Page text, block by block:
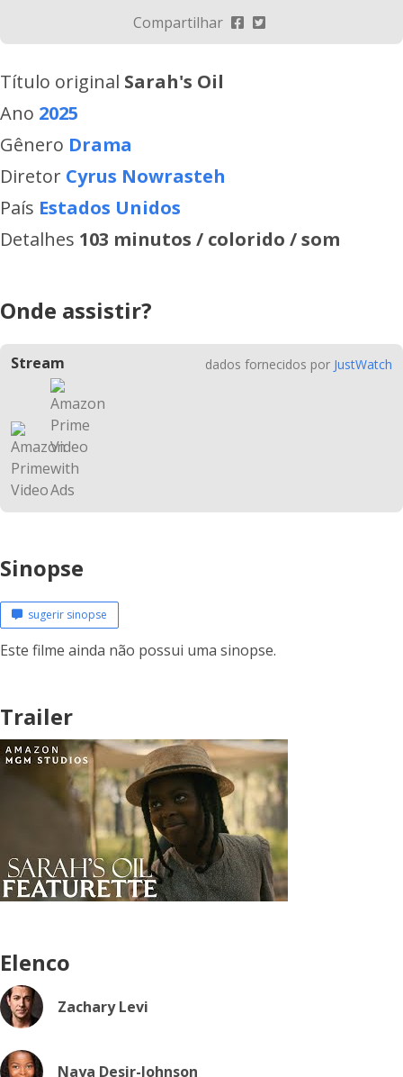
Compartilhar
Título original Sarah's Oil
Ano 2025
Gênero Drama
Diretor Cyrus Nowrasteh
País Estados Unidos
Detalhes 103 minutos / colorido / som
Onde assistir?
Stream dados fornecidos por JustWatch
Sinopse
sugerir sinopse
Este filme ainda não possui uma sinopse.
Trailer
Elenco
Zachary Levi
Naya Desir-Johnson